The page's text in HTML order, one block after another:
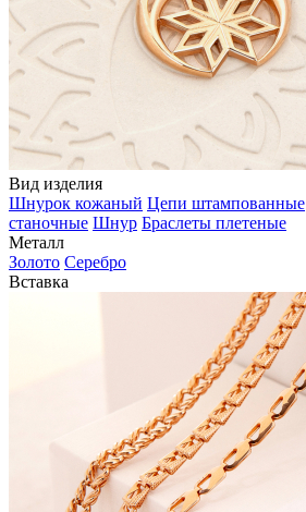
Вид изделия
Шнурок кожаный Цепи штампованные
станочные Шнур Браслеты плетеные
Металл
Золото Серебро
Вставка